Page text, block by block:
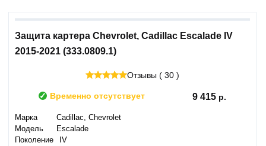
Защита картера Chevrolet, Cadillac Escalade IV
2015-2021 (333.0809.1)
Отзывы ( 30 )
Временно отсутствует 9 415
Марка
Cadillac, Chevrolet
Модель
Escalade
Поколение
IV